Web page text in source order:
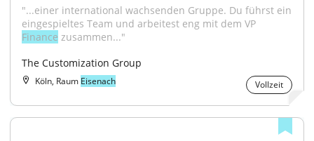
"...einer international wachsenden Gruppe. Du führst ein
Finance zusammen..."
The Customization Group
Köln, Raum Eisenach Vollzeit